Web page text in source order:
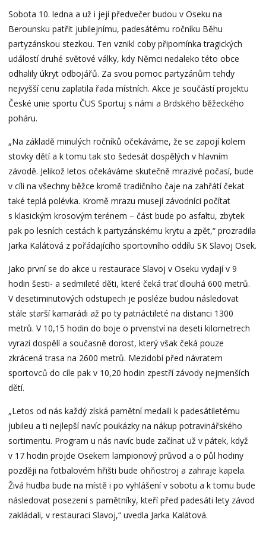
Sobota 10. ledna a už i její předvečer budou v Oseku na
Berounsku patřit jubilejnímu, padesátému ročníku Běhu
partyzánskou stezkou. Ten vznikl coby připomínka tragických
událostí druhé světové války, kdy Němci nedaleko této obce
odhalily úkryt odbojářů. Za svou pomoc partyzánům tehdy
nejvyšší cenu zaplatila řada místních. Akce je součástí projektu
České unie sportu ČUS Sportuj s námi a Brdského běžeckého
poháru.
„Na základě minulých ročníků očekáváme, že se zapojí kolem
stovky dětí a k tomu tak sto šedesát dospělých v hlavním
závodě. Jelikož letos očekáváme skutečně mrazivé počasí, bude
v cíli na všechny běžce kromě tradičního čaje na zahřátí čekat
také teplá polévka. Kromě mrazu musejí závodníci počítat
s klasickým krosovým terénem – část bude po asfaltu, zbytek
pak po lesních cestách k partyzánskému krytu a zpět,“ prozradila
Jarka Kalátová z pořádajícího sportovního oddílu SK Slavoj Osek.
Jako první se do akce u restaurace Slavoj v Oseku vydají v 9
hodin šesti- a sedmileté děti, které čeká trať dlouhá 600 metrů.
V desetiminutových odstupech je posléze budou následovat
stále starší kamarádi až po ty patnáctileté na distanci 1300
metrů. V 10,15 hodin do boje o prvenství na deseti kilometrech
vyrazí dospělí a současně dorost, který však čeká pouze
zkrácená trasa na 2600 metrů. Mezidobí před návratem
sportovců do cíle pak v 10,20 hodin zpestří závody nejmenších
dětí.
„Letos od nás každý získá pamětní medaili k padesátiletému
jubileu a ti nejlepší navíc poukázky na nákup potravinářského
sortimentu. Program u nás navíc bude začínat už v pátek, když
v 17 hodin projde Osekem lampionový průvod a o půl hodiny
později na fotbalovém hřišti bude ohňostroj a zahraje kapela.
Živá hudba bude na místě i po vyhlášení v sobotu a k tomu bude
následovat posezení s pamětníky, kteří před padesáti lety závod
zakládali, v restauraci Slavoj,“ uvedla Jarka Kalátová.